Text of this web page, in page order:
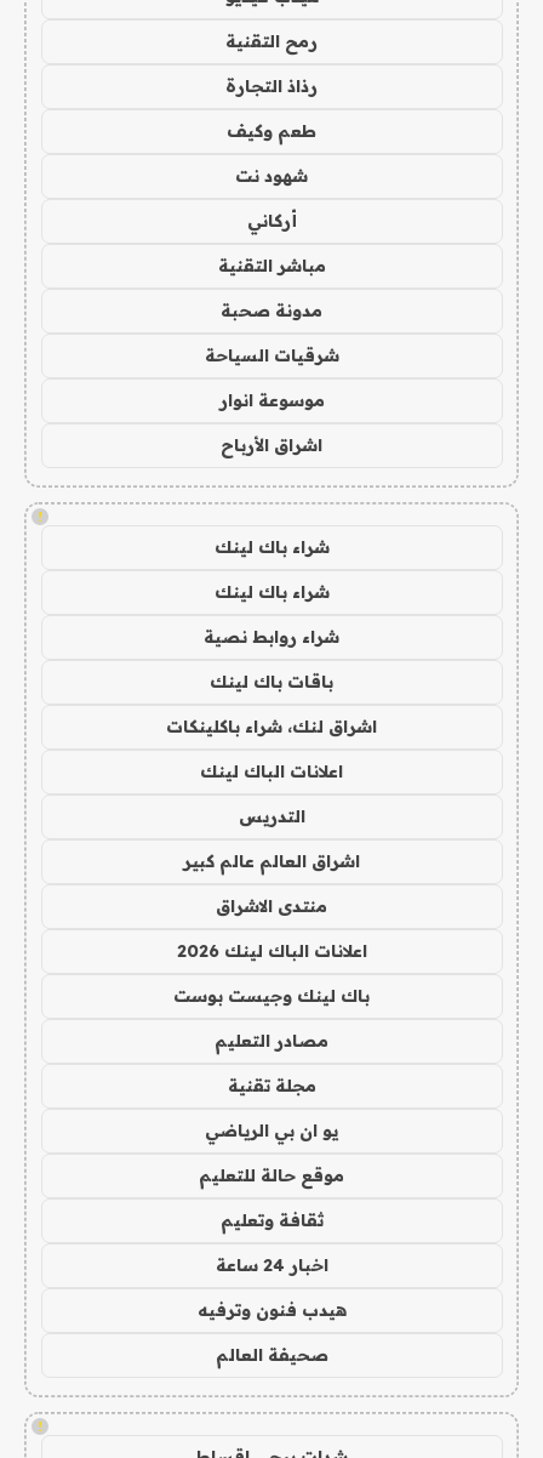
رمح التقنية
رذاذ التجارة
طعم وكيف
شهود نت
أركاني
مباشر التقنية
مدونة صحبة
شرقيات السياحة
موسوعة انوار
اشراق الأرباح
!
شراء باك لينك
شراء باك لينك
شراء روابط نصية
باقات باك لينك
اشراق لنك، شراء باكلينكات
اعلانات الباك لينك
التدريس
اشراق العالم عالم كبير
منتدى الاشراق
اعلانات الباك لينك 2026
باك لينك وجيست بوست
مصادر التعليم
مجلة تقنية
يو ان بي الرياضي
موقع حالة للتعليم
ثقافة وتعليم
اخبار 24 ساعة
هيدب فنون وترفيه
صحيفة العالم
!